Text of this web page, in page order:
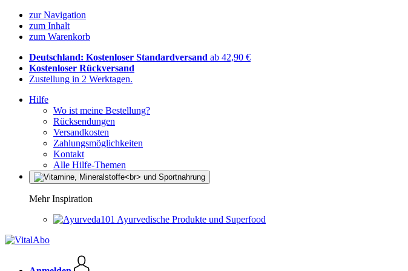
zur Navigation
zum Inhalt
zum Warenkorb
Deutschland: Kostenloser Standardversand ab 42,90 €
Kostenloser Rückversand
Zustellung in 2 Werktagen.
Hilfe
Wo ist meine Bestellung?
Rücksendungen
Versandkosten
Zahlungsmöglichkeiten
Kontakt
Alle Hilfe-Themen
Mehr Inspiration
Ayurvedische Produkte und Superfood